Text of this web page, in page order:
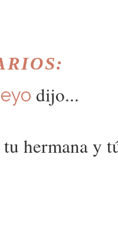
dijo...
hermana y